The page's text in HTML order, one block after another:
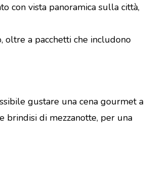
con vista panoramica sulla città,
oltre a pacchetti che includono
gustare una cena gourmet a
brindisi di mezzanotte, per una